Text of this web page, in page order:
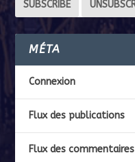
MÉTA
Connexion
Flux des publications
Flux des commentaires